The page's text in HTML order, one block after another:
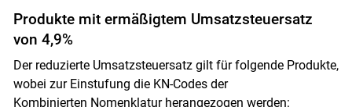
Produkte mit ermäßigtem Umsatzsteuersatz
von 4,9%
Der reduzierte Umsatzsteuersatz gilt für folgende Produkte,
wobei zur Einstufung die KN-Codes der
Kombinierten Nomenklaturherangezogen werden: